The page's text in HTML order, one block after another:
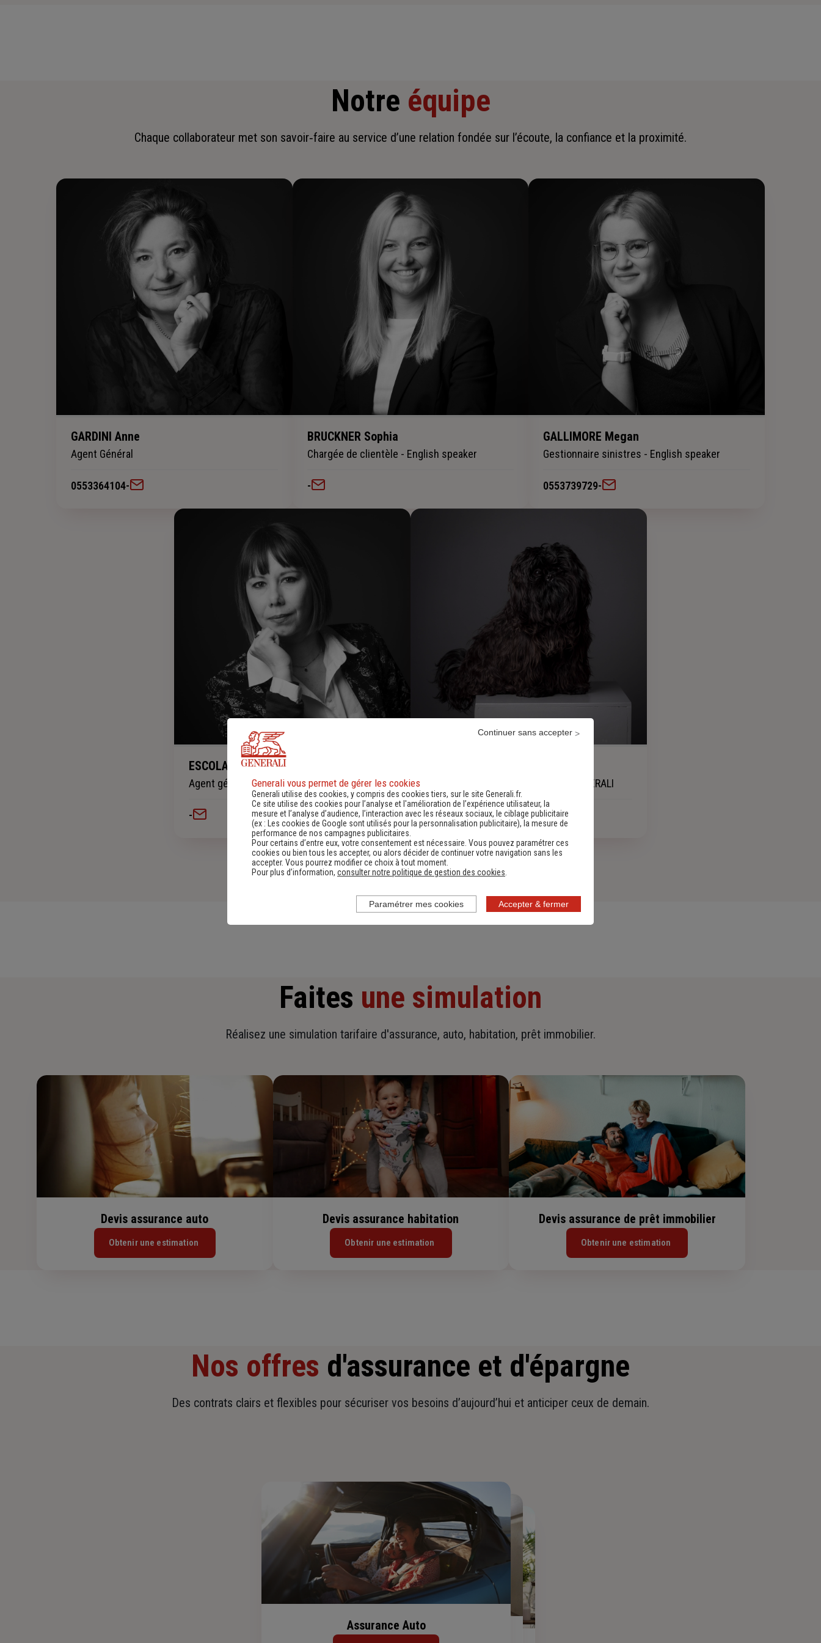
Notre équipe
Chaque collaborateur met son savoir‑faire au service d’une relation fondée sur l’écoute, la confiance et la proximité.
GARDINI Anne
Agent Général
0553364104-
BRUCKNER Sophia
Chargée de clientèle - English speaker
-
GALLIMORE Megan
Gestionnaire sinistres - English speaker
0553739729-
ESCOLA Julie
Agent général
-
CHARGE PRODUIT MON_ANIMAL_GENERALI
Faites une simulation
Réalisez une simulation tarifaire d'assurance, auto, habitation, prêt immobilier.
Devis assurance auto
Obtenir une estimation
Devis assurance habitation
Obtenir une estimation
Devis assurance de prêt immobilier
Obtenir une estimation
Nos offres d'assurance et d'épargne
Des contrats clairs et flexibles pour sécuriser vos besoins d’aujourd’hui et anticiper ceux de demain.
Assurance Habitation
Assurance Auto
Generali vous permet de gérer les cookies
Generali utilise des cookies, y compris des cookies tiers, sur le site Generali.fr.
Ce site utilise des cookies pour l’analyse et l'amélioration de l’expérience utilisateur, la
mesure et l’analyse d’audience, l’interaction avec les réseaux sociaux, le ciblage publicitaire
(ex :
Les cookies de Google sont utilisés pour la personnalisation publicitaire), la mesure de
performance de nos campagnes publicitaires.
Pour certains d’entre eux, votre consentement est nécessaire. Vous pouvez paramétrer ces
cookies ou bien tous les accepter, ou alors décider de continuer votre navigation sans les
accepter. Vous pourrez modifier ce choix à tout moment.
Pour plus d’information, consulter notre politique de gestion des cookies
Accepter & fermer
Continuer sans accepter
Paramétrer mes cookies